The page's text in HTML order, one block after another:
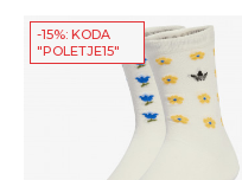
-15%: KODA
"POLETJE15"